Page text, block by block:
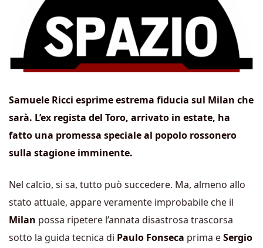
Samuele Ricci esprime estrema fiducia sul Milan che
sarà. L’ex regista del Toro, arrivato in estate, ha
fatto una promessa speciale al popolo rossonero
sulla stagione imminente.
Nel calcio, si sa, tutto può succedere. Ma, almeno allo
stato attuale, appare veramente improbabile che il
Milan possa ripetere l’annata disastrosa trascorsa
sotto la guida tecnica di Paulo Fonseca prima eSergio